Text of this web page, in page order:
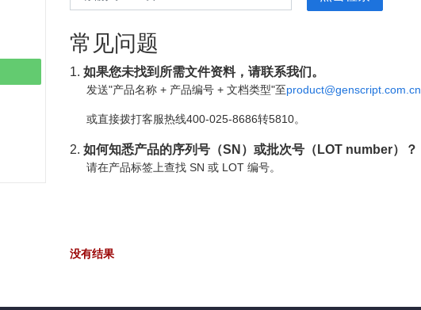
常见问题
1. 如果您未找到所需文件资料，请联系我们。
发送"产品名称 + 产品编号 + 文档类型"至product@genscript.com.cn
或直接拨打客服热线400-025-8686转5810。
2. 如何知悉产品的序列号（SN）或批次号（LOT number）？
请在产品标签上查找 SN 或 LOT 编号。
没有结果